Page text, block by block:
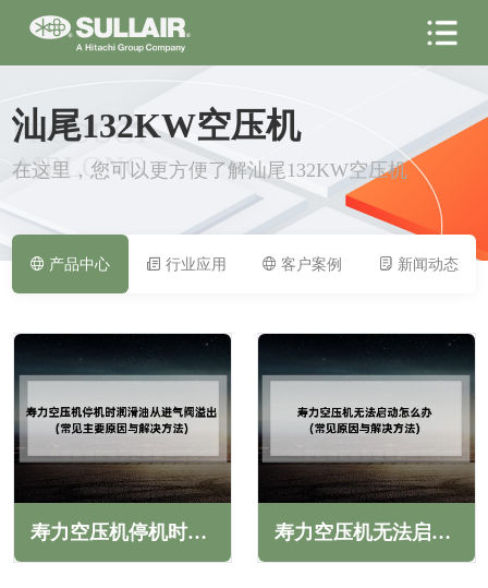
PRODUCT
AIRLONG
汕尾132KW空压机
在这里，您可以更方便了解汕尾132KW空压机
产品中心 行业应用 客户案例 新闻动态
寿力空压机停机时润滑油从进气阀溢出(常见主要原因与解决方法) 寿力空压机无法启动怎么办(常见原因与解决方法)